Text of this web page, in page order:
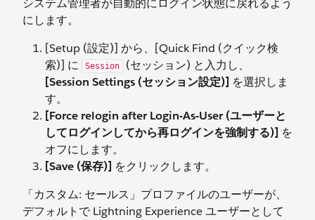
システム管理者が自動的にログイン状態に戻れるよう
にします。
[Setup (設定)] から、[Quick Find (クイック検
索)] に
Session
(セッション) と入力し、
[Session Settings (セッション設定)] を選択しま
す。
[Force relogin after Login-As-User (ユーザーと
してログインしてから再ログインを強制する)] を
オフにします。
[Save (保存)] をクリックします。
「カスタム: セールス」プロファイルのユーザーが、
デフォルトで Lightning Experience ユーザーとして